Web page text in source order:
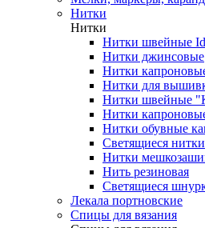
Нитки
Нитки
Нитки швейные
Нитки джинсовые
Нитки
Нитки для
Нитки швейные
Нитки
Нитки обувные
Светящиеся нитки
Нитки
Нить резиновая
Светящиеся
Лекала портновские
Спицы для вязания